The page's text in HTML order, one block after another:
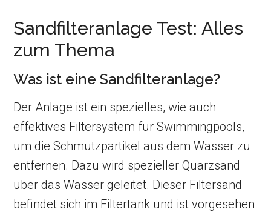
Sandfilteranlage Test: Alles
zum Thema
Was ist eine Sandfilteranlage?
Der Anlage ist ein spezielles, wie auch
effektives Filtersystem für Swimmingpools,
um die Schmutzpartikel aus dem Wasser zu
entfernen. Dazu wird spezieller Quarzsand
über das Wasser geleitet. Dieser Filtersand
befindet sich im Filtertank und ist vorgesehen